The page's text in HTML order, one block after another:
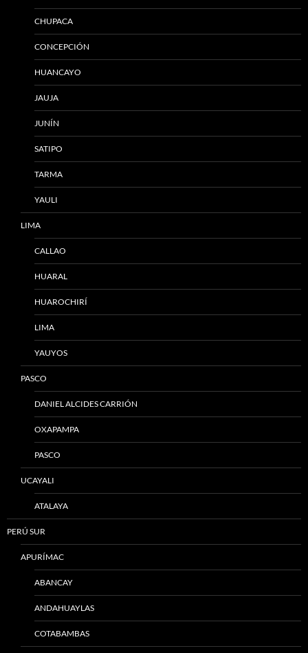
CHUPACA
CONCEPCIÓN
HUANCAYO
JAUJA
JUNÍN
SATIPO
TARMA
YAULI
LIMA
CALLAO
HUARAL
HUAROCHIRÍ
LIMA
YAUYOS
PASCO
DANIEL ALCIDES CARRIÓN
OXAPAMPA
PASCO
UCAYALI
ATALAYA
PERÚ SUR
APURÍMAC
ABANCAY
ANDAHUAYLAS
COTABAMBAS